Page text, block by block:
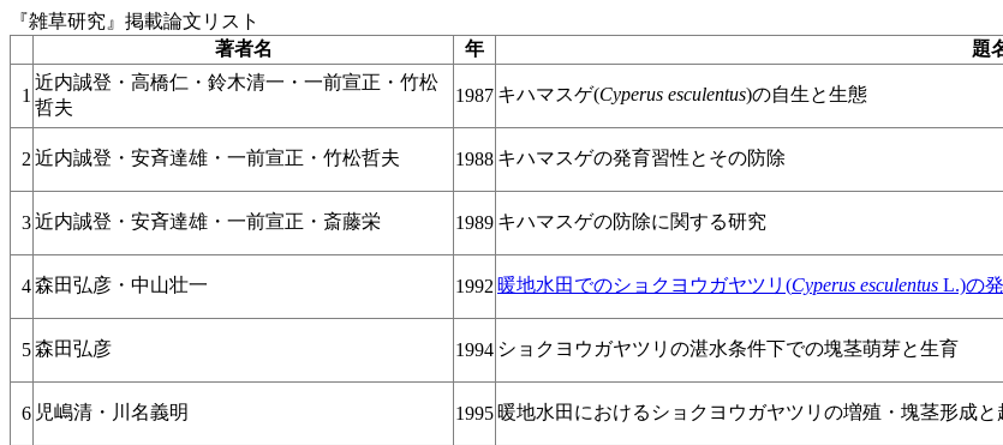
『雑草研究』掲載論文リスト
著者名
年 題
1
近内誠登・高橋仁・鈴木清一・一前宣正・竹松
哲夫
1987 キハマスゲ(Cyperus esculentus)の自生と生態
2 近内誠登・安斉達雄・一前宣正・竹松哲夫 1988 キハマスゲの発育習性とその防除
3近内誠登・安斉達雄・一前宣正・斎藤栄 1989 キハマスゲの防除に関する研究
4森田弘彦・中山壮一 1992 暖地水田でのショクヨウガヤツリ(Cyperus esculentus L.)の
5森田弘彦 1994 ショクヨウガヤツリの湛水条件下での塊茎萌芽と生育
6 児嶋清・川名義明 1995 暖地水田におけるショクヨウガヤツリの増殖・塊茎形成と